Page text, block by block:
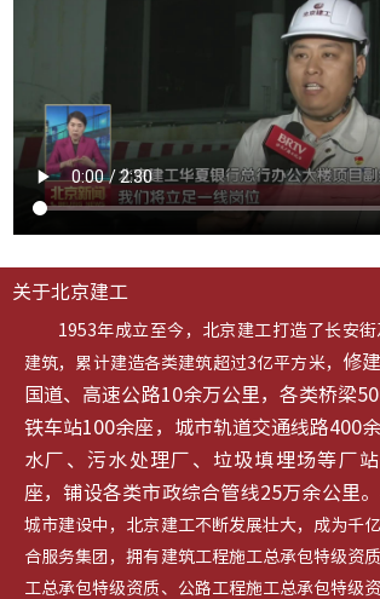
关于北京建工
1953年成立至今，北京建工打造了长安
建筑，累计建造各类建筑超过3亿平方米， 修
国道、高速公路10余万公里，各类桥梁
铁车站100余座，城市轨道交通线路400
水厂、污水处理厂、垃圾填埋场等厂
座，铺设各类市政综合管线25万余公里。
城市建设中，北京建工不断发展壮大，成为千
合服务集团，拥有建筑工程施工总承包特级资
工总承包特级资质、公路工程施工总承包特级